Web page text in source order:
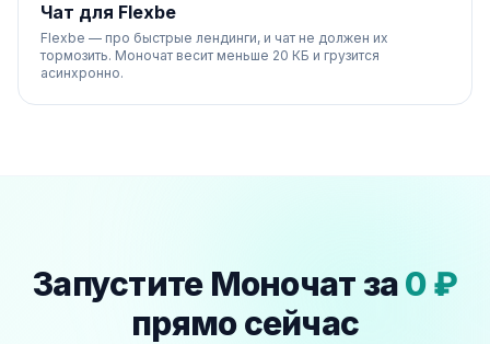
Чат для Flexbe
Flexbe — про быстрые лендинги, и чат не должен их
тормозить. Моночат весит меньше 20 КБ и грузится
асинхронно.
Запустите Моночат за0 ₽
прямо сейчас